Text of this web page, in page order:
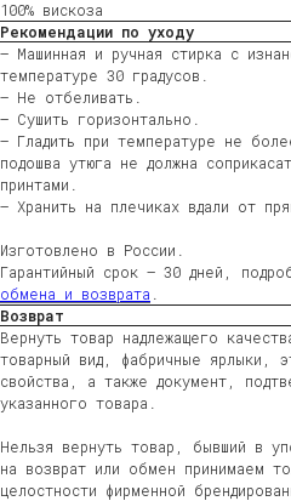
100% вискоза
Рекомендации по уходу
— Машинная и ручная стирка с
температуре 30 градусов.
— Не отбеливать.
— Сушить горизонтально.
— Гладить при температуре не
подошва утюга не должна
принтами.
— Хранить на плечиках вдали от
Изготовлено в России.
Гарантийный срок — 30 дней,
обмена и возврата
Возврат
Вернуть товар надлежащего
товарный вид, фабричные ярлыки,
свойства, а также документ,
указанного товара.
Нельзя вернуть товар, бывший в
на возврат или обмен принимаем
целостности фирменной